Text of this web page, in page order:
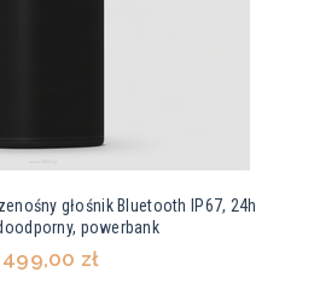
głośnik Bluetooth IP67, 24h
powerbank
499,00 zł